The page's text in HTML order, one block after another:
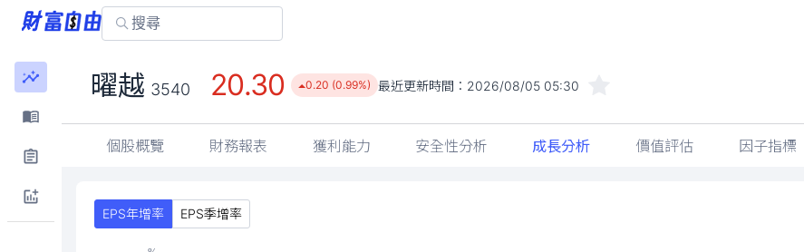
曜越 3540 20.30 0.20 (0.99%) 最近更新時間： 2026/08/05 05:30
個股概覽 財務報表 獲利能力 安全性分析 成長分析 價值評估 因子指標
EPS年增率 EPS季增率